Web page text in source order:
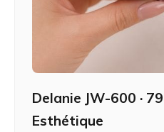
Delanie JW-600 ·
Esthétique